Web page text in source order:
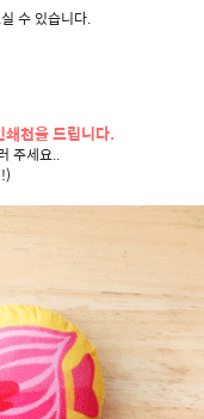
수 있습니다.
천을 드립니다.
주세요..